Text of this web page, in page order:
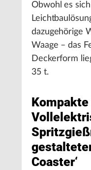
Obwohl es
dazugehörige
Waage – das
Deckerform
35 t.
Coaster‘